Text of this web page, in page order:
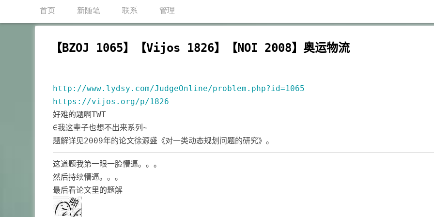
首页 新随笔 联系 管理
【BZOJ 1065】【Vijos 1826】【NOI 2008】奥运物流
http://www.lydsy.com/JudgeOnline/problem.php?id=1065
https://vijos.org/p/1826
好难的题啊TWT
∈我这辈子也想不出来系列~
题解详见2009年的论文徐源盛《对一类动态规划问题的研究》。
这道题我第一眼一脸懵逼。。。
然后持续懵逼。。。
最后看论文里的题解